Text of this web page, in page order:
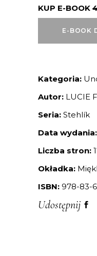
KUP E-BOOK
E-BOOK
Kategoria:
Autor: LUCIE
Seria: Stehlík
Data wydania:
Liczba stron:
Okładka:
ISBN: 978-83-
Udostępnij